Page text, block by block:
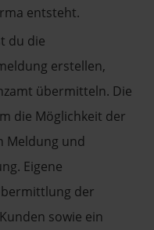
entsteht.
du die
erstellen,
übermitteln. Die
die Möglichkeit der
Meldung und
Eigene
der
sowie ein